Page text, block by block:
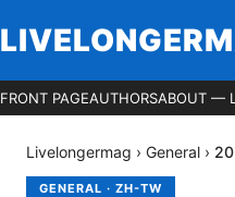
FRONT PAGEAUTHORSABOUT —
Livelongermag › General ›
GENERAL · ZH-TW